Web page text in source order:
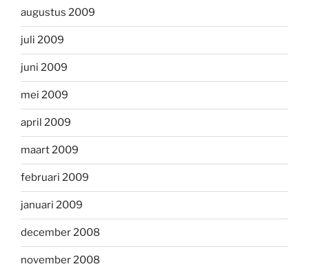
augustus 2009
juli 2009
juni 2009
mei 2009
april 2009
maart 2009
februari 2009
januari 2009
december 2008
november 2008